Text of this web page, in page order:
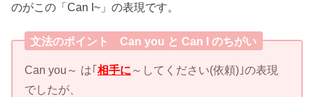
のがこの「Can I~」の表現です。
文法のポイント Can you と Can I のちがい
Can you～ は｢相手に ～してください(依頼)｣の表現
でしたが、